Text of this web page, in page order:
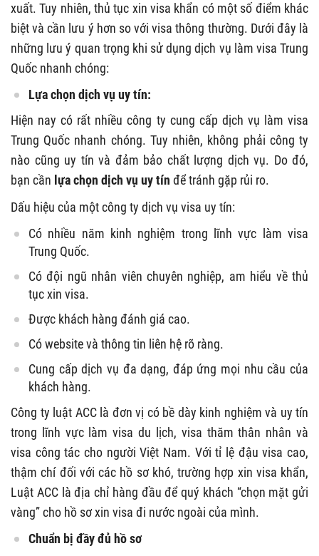
xuất. Tuy nhiên, thủ tục xin visa khẩn có một số điểm khác
biệt và cần lưu ý hơn so với visa thông thường. Dưới đây là
những lưu ý quan trọng khi sử dụng dịch vụ làm visa Trung
Quốc nhanh chóng:
Lựa chọn dịch vụ uy tín:
Hiện nay có rất nhiều công ty cung cấp dịch vụ làm visa
Trung Quốc nhanh chóng. Tuy nhiên, không phải công ty
nào cũng uy tín và đảm bảo chất lượng dịch vụ. Do đó,
bạn cần lựa chọn dịch vụ uy tín để tránh gặp rủi ro.
Dấu hiệu của một công ty dịch vụ visa uy tín:
Có nhiều năm kinh nghiệm trong lĩnh vực làm visa
Trung Quốc.
Có đội ngũ nhân viên chuyên nghiệp, am hiểu về thủ
tục xin visa.
Được khách hàng đánh giá cao.
Có website và thông tin liên hệ rõ ràng.
Cung cấp dịch vụ đa dạng, đáp ứng mọi nhu cầu của
khách hàng.
Công ty luật ACC là đơn vị có bề dày kinh nghiệm và uy tín
trong lĩnh vực làm visa du lịch, visa thăm thân nhân và
visa công tác cho người Việt Nam. Với tỉ lệ đậu visa cao,
thậm chí đối với các hồ sơ khó, trường hợp xin visa khẩn,
Luật ACC là địa chỉ hàng đầu để quý khách “chọn mặt gửi
vàng” cho hồ sơ xin visa đi nước ngoài của mình.
Chuẩn bị đầy đủ hồ sơ